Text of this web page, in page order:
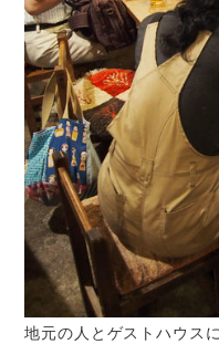
地元の人とゲストハウス